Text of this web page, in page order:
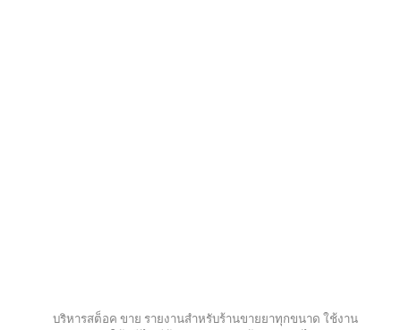
บริหารสต็อค ขาย รายงานสำหรับร้านขายยาทุกขนาด ใช้งาน